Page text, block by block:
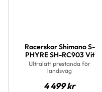
Racerskor Shimano S-
PHYRE SH-RC903 Vit
Ultralätt prestanda för
landsväg
4 499kr